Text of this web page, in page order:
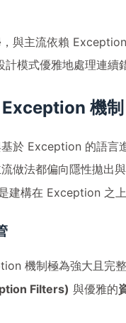
與主流依賴
模式優雅地處理連續
Exception 機
於 Exception 的語
做法都偏向隱性拋出
建構在 Exception 之上
機制極為強大且完
Filters) 與優雅的